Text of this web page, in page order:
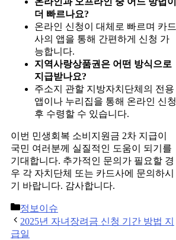
더 빠르나요?
온라인 신청이 대체로 빠르며 카드
사의 앱을 통해 간편하게 신청 가
능합니다.
지역사랑상품권은 어떤 방식으로
지급받나요?
주소지 관할 지방자치단체의 전용
앱이나 누리집을 통해 온라인 신청
후 수령할 수 있습니다.
이번 민생회복 소비지원금 2차 지급이
국민 여러분께 실질적인 도움이 되기를
기대합니다. 추가적인 문의가 필요할 경
우 각 자치단체 또는 카드사에 문의하시
기 바랍니다. 감사합니다.
Categories
정보이슈
Post
navigation
2025년 자녀장려금 신청 기간 방법 지
급일